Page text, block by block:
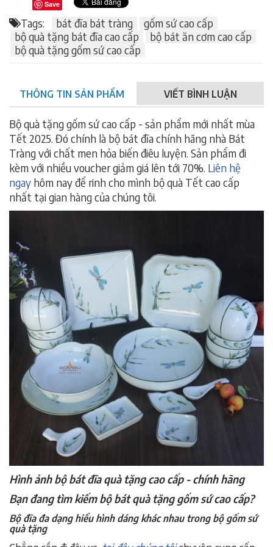
Save
Tags: bát đĩa bát tràng
gốm sứ cao cấp
bộ quà tặng bát đĩa cao cấp
bộ bát ăn cơm cao cấp
bộ quà tặng gốm sứ cao cấp
THÔNG TIN SẢN PHẨM VIẾT BÌNH LUẬN
Bộ quà tặng gốm sứ cao cấp - sản phẩm mới nhất mùa
Tết 2025. Đó chính là bộ bát đĩa chính hãng nhà Bát
Tràng với chất men hỏa biến điêu luyện. Sản phẩm đi
kèm với nhiều voucher giảm giá lên tới 70%. Liên hệ
ngay hôm nay để rinh cho mình bộ quà Tết cao cấp
nhất tại gian hàng của chúng tôi.
Hình ảnh bộ bát đĩa quà tặng cao cấp - chính hãng
Bạn đang tìm kiếm bộ bát quà tặng gốm sứ cao cấp?
Bộ đĩa đa dạng hiểu hình dáng khác nhau trong bộ gốm sứ
quà tặng